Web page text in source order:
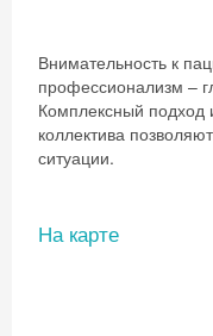
Внимательность к
профессионализм –
Комплексный подход
коллектива
ситуации.
На карте